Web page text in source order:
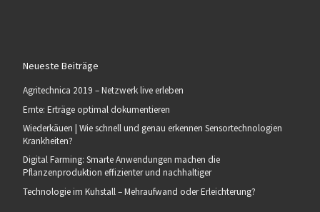
Neueste Beiträge
Agritechnica 2019 – Netzwerk live erleben
Ernte: Erträge optimal dokumentieren
Wiederkäuen | Wie schnell und genau erkennen Sensortechnologien
Krankheiten?
Digital Farming: Smarte Anwendungen machen die
Pflanzenproduktion effizienter und nachhaltiger
Technologie im Kuhstall – Mehraufwand oder Erleichterung?